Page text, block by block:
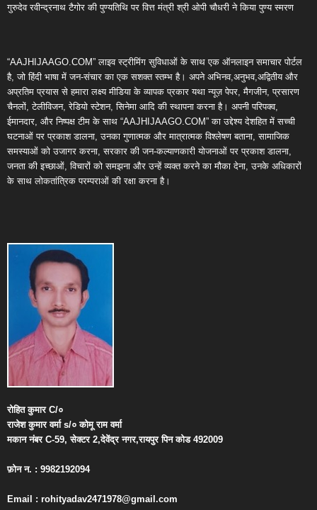
गुरुदेव रवीन्द्रनाथ टैगोर की पुण्यतिथि पर वित्त मंत्री श्री ओपी चौधरी ने किया पुण्य स्मरण
“AAJHIJAAGO.COM” लाइव स्ट्रीमिंग सुविधाओं के साथ एक ऑनलाइन समाचार पोर्टल
है, जो हिंदी भाषा में जन-संचार का एक सशक्त स्तम्भ है। अपने अभिनव,अनुभव,अद्वितीय और
अप्रतिम प्रयास से हमारा लक्ष्य मीडिया के व्यापक प्रकार यथा न्यूज़ पेपर, मैगजीन, प्रसारण
चैनलों, टेलीविजन, रेडियो स्टेशन, सिनेमा आदि की स्थापना करना है। अपनी परिपक्व,
ईमानदार, और निष्पक्ष टीम के साथ “AAJHIJAAGO.COM” का उद्देश्य देशहित में सच्ची
घटनाओं पर प्रकाश डालना, उनका गुणात्मक और मात्रात्मक विश्लेषण बताना, सामाजिक
समस्याओं को उजागर करना, सरकार की जन-कल्याणकारी योजनाओं पर प्रकाश डालना,
जनता की इच्छाओं, विचारों को समझना और उन्हें व्यक्त करने का मौका देना, उनके अधिकारों
के साथ लोकतांत्रिक परम्पराओं की रक्षा करना है।
रोहित कुमारC/०
राजेश कुमार वर्माs/० कोमू राम वर्मा
मकान नंबरC-59,सेक्टर2,देवेंद्र नगर,रायपुर पिन कोड492009
फ़ोन न. : 9982192094
Email : rohityadav2471978@gmail.com